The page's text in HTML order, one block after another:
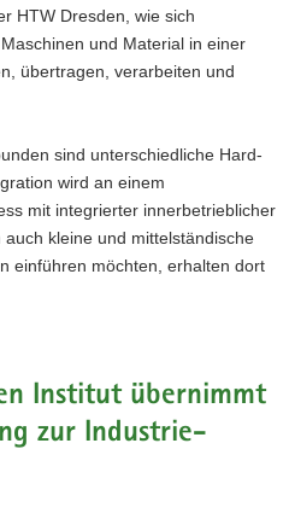
HTW Dresden, wie sich
und Material in einer
übertragen, verarbeiten und
sind unterschiedliche Hard-
wird an einem
mit integrierter innerbetrieblicher
kleine und mittelständische
einführen möchten, erhalten dort
Institut übernimmt
zur Industrie-